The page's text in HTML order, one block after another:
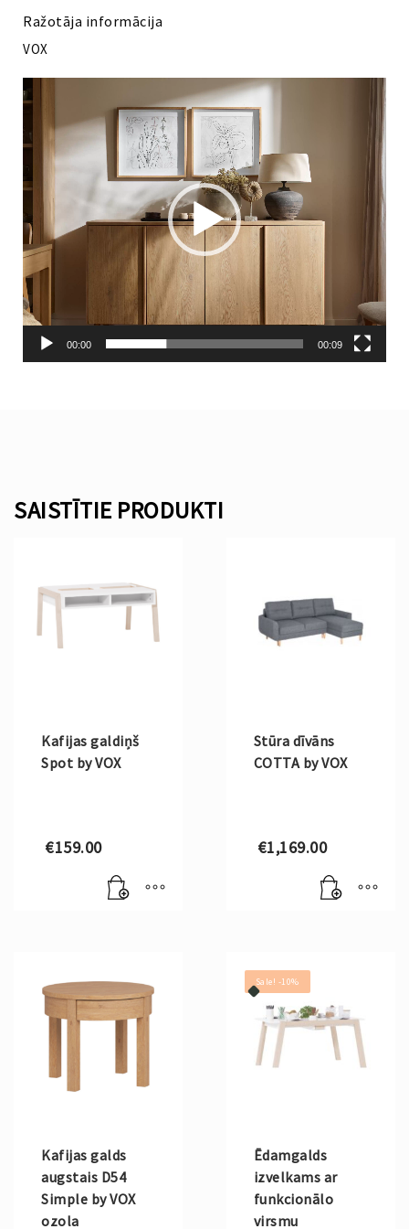
Ražotāja informācija
VOX
Video
atskaņotājs
00:00 00:09
SAISTĪTIE PRODUKTI
Kafijas galdiņš
Spot by VOX
€159.00
Stūra dīvāns
COTTA by VOX
€1,169.00
Kafijas galds
augstais D54
Simple by VOX
ozola
Sale! -10%
Ēdamgalds
izvelkams ar
funkcionālo
virsmu